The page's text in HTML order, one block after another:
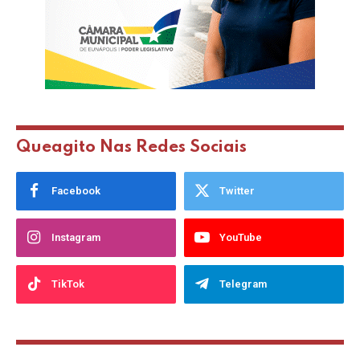
Queagito Nas Redes Sociais
Facebook Twitter
Instagram YouTube
TikTok Telegram